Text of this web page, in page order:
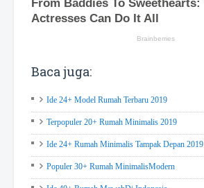
Baca juga:
Ide 24+ Model Rumah Terbaru 2019
Terpopuler 20+ Rumah Minimalis 2019
Ide 24+ Rumah Minimalis Tampak Depan 2019
Populer 30+ Rumah MinimalisModern